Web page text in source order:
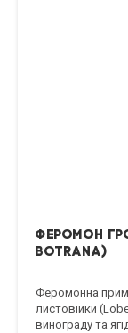
Феромон
botrana)
Феромонна
листовійки
винограду та